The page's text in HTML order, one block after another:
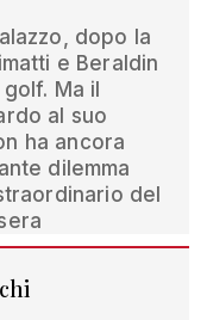
dopo la
e Beraldin
Ma il
al suo
ha ancora
dilemma
del